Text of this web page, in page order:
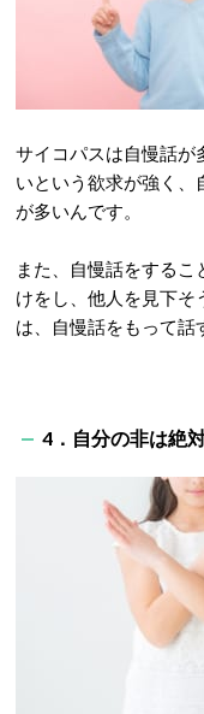
サイコパスは自慢話が
いという欲求が強く、
が多いんです。
また、自慢話をする
けをし、他人を見下そ
は、自慢話をもって話
4．自分の非は絶